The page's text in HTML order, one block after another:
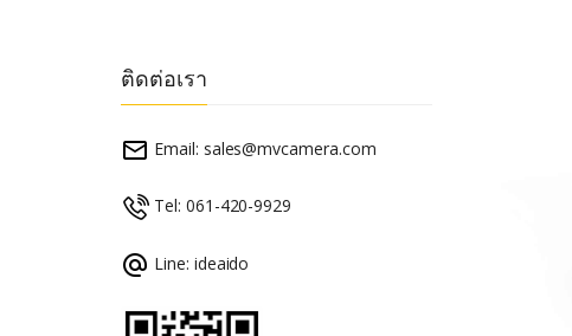
ติดต่อเรา
Email: sales@mvcamera.com
Tel: 061-420-9929
Line: ideaido